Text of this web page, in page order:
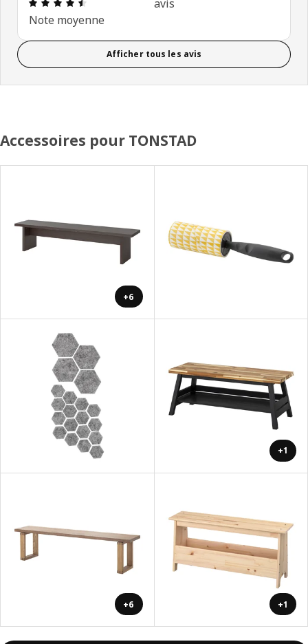
Note moyenne
avis
Afficher tous les avis
Accessoires pour TONSTAD
+6
+1
+6 +1